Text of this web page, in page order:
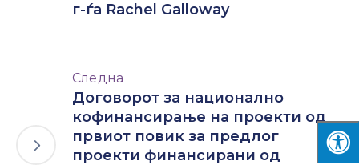
г-ѓа Rachel Galloway
Следна
Договорот за национално
кофинансирање на проекти од
првиот повик за предлог
проекти финансирани од